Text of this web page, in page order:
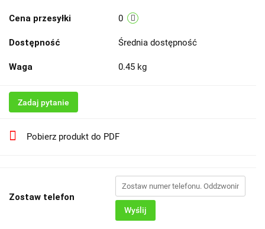
Cena przesyłki 0
Dostępność Średnia dostępność
Waga 0.45 kg
Zadaj pytanie
Pobierz produkt do PDF
Zostaw telefon
Wyślij